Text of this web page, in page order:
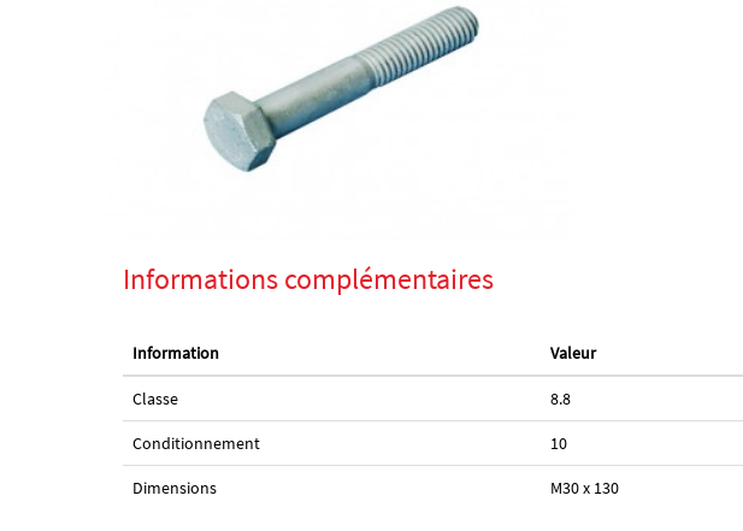
Informations complémentaires
Information Valeur
Classe 8.8
Conditionnement 10
Dimensions M30 x 130